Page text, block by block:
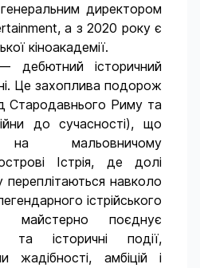
директором
а з 2020 року є
кіноакадемії.
дебютний історичний
Це захоплива подорож
Стародавнього Риму та
до сучасності), що
на мальовничому
Істрія, де долі
навколо
істрійського
майстерно поєднує
та історичні події,
жадібності, амбіцій і